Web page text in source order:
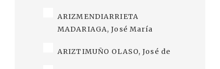
ARIZMENDIARRIETA
MADARIAGA, José María
ARIZTIMUÑO OLASO, José de